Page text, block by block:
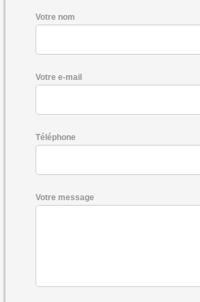
Votre nom
Votre e-mail
Téléphone
Votre message